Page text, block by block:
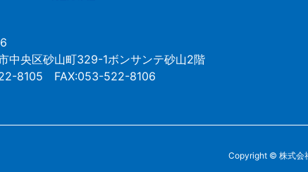
中央区砂山町329-1ボンサンテ砂山2階
8105 FAX:053-522-8106
Copyright © 株式会